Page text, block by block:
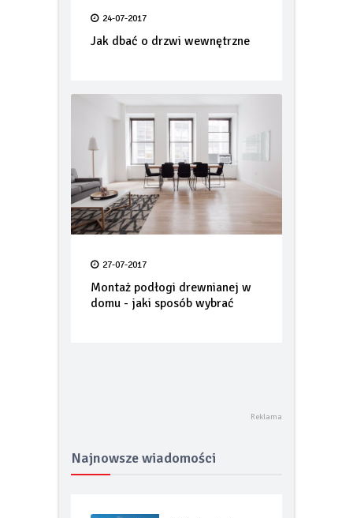
24-07-2017
Jak dbać o drzwi wewnętrzne
27-07-2017
Montaż podłogi drewnianej w
domu - jaki sposób wybrać
Najnowsze wiadomości